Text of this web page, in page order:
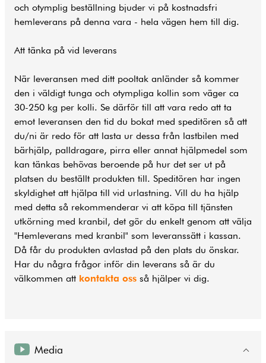
och otymplig beställning bjuder vi på kostnadsfri
hemleverans på denna vara - hela vägen hem till dig.
Att tänka på vid leverans
När leveransen med ditt pooltak anländer så kommer
den i väldigt tunga och otympliga kollin som väger ca
30-250 kg per kolli. Se därför till att vara redo att ta
emot leveransen den tid du bokat med speditören så att
du/ni är redo för att lasta ur dessa från lastbilen med
bärhjälp, palldragare, pirra eller annat hjälpmedel som
kan tänkas behövas beroende på hur det ser ut på
platsen du beställt produkten till. Speditören har ingen
skyldighet att hjälpa till vid urlastning. Vill du ha hjälp
med detta så rekommenderar vi att köpa till tjänsten
utkörning med kranbil, det gör du enkelt genom att välja
"Hemleverans med kranbil" som leveranssätt i kassan.
Då får du produkten avlastad på den plats du önskar.
Har du några frågor inför din leverans så är du
välkommen att kontakta oss så hjälper vi dig.
Media